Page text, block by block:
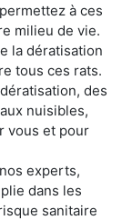
à ces
milieu de vie.
la dératisation
tous ces rats.
des
nuisibles,
vous et pour
experts,
dans les
sanitaire